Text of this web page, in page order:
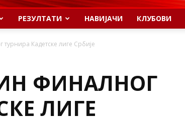
РЕЗУЛТАТИ НАВИЈАЧИ КЛУБОВИ
Кадетске лиге Србије
ФИНАЛНОГ
ЛИГЕ